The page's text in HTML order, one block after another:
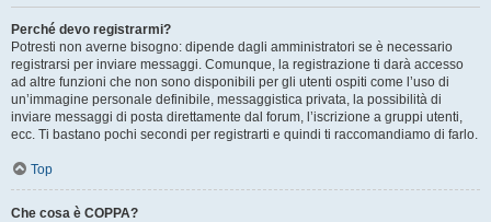
Perché devo registrarmi?
Potresti non averne bisogno: dipende dagli amministratori se è necessario
registrarsi per inviare messaggi. Comunque, la registrazione ti darà accesso
ad altre funzioni che non sono disponibili per gli utenti ospiti come l’uso di
un’immagine personale definibile, messaggistica privata, la possibilità di
inviare messaggi di posta direttamente dal forum, l’iscrizione a gruppi utenti,
ecc. Ti bastano pochi secondi per registrarti e quindi ti raccomandiamo di farlo.
Top
Che cosa è COPPA?